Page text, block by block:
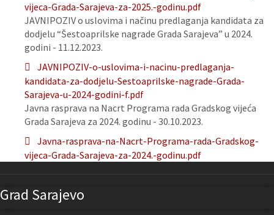
vijeca-Grada-Sarajeva-za-2025.-godinu.pdf
JAVNIPOZIV o uslovima i načinu predlaganja kandidata za
dodjelu “Šestoaprilske nagrade Grada Sarajeva” u 2024.
godini - 11.12.2023.
JAVNIPOZIV-o-uslovima-i-nacinu-predlaganja-
kandidata-za-dodjelu-Sestoaprilske-nagrade-Grada-
Sarajeva-u-2024-godini-f.pdf
Javna rasprava na Nacrt Programa rada Gradskog vijeća
Grada Sarajeva za 2024. godinu - 30.10.2023.
Javna-rasprava-na-Nacrt-Programa-rada-Gradskog-
vijeca-Grada-Sarajeva-za-2024.-godinu.pdf
Grad Sarajevo